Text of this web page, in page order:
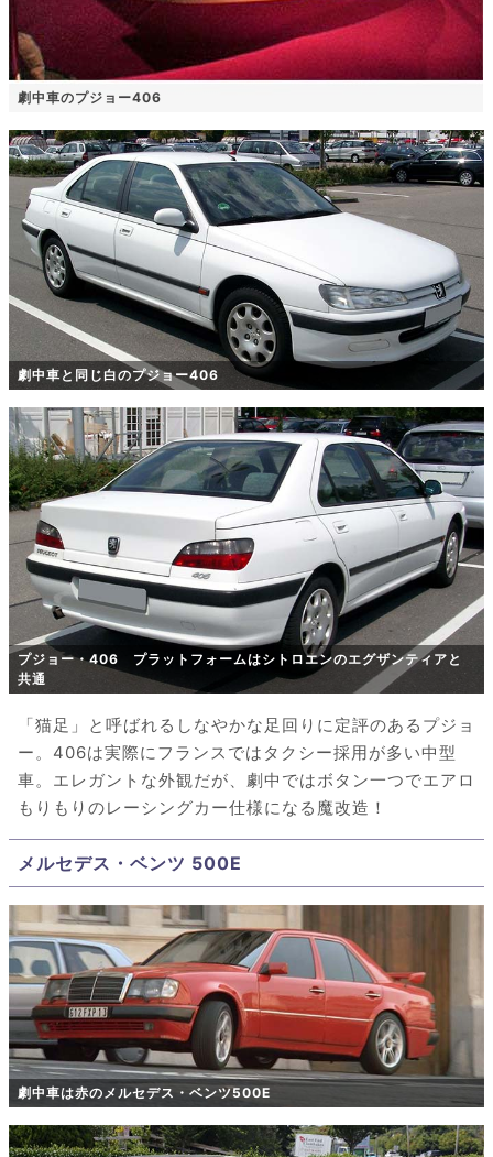
劇中車のプジョー406
劇中車と同じ白のプジョー406
プジョー・406 プラットフォームはシトロエンのエグザンティアと
共通
「猫足」と呼ばれるしなやかな足回りに定評のあるプジョ
ー。406は実際にフランスではタクシー採用が多い中型
車。エレガントな外観だが、劇中ではボタン一つでエアロ
もりもりのレーシングカー仕様になる魔改造！
メルセデス・ベンツ 500E
劇中車は赤のメルセデス・ベンツ500E